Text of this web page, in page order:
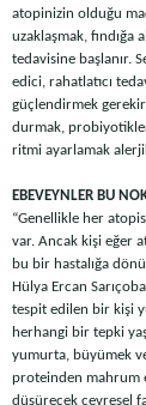
atopinizin olduğu
uzaklaşmak, fındığa
tedavisine başlanır.
edici, rahatlatıcı
güçlendirmek
durmak,
ritmi ayarlamak
EBEVEYNLER BU
“Genellikle her
var. Ancak kişi eğer
bu bir hastalığa
Hülya Ercan
tespit edilen bir kişi
herhangi bir tepki
yumurta, büyümek
proteinden mahrum
düşürecek çevresel